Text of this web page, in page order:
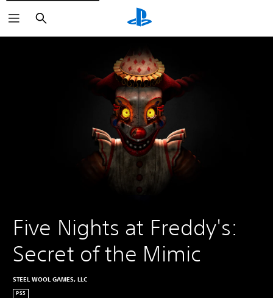
Haku
Five Nights at Freddy's:
Secret of the Mimic
STEEL WOOL GAMES, LLC
PS5